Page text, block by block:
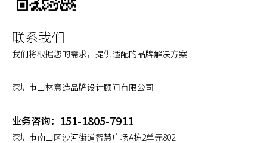
联系我们
我们将根据您的需求，提供适配的品牌解决方案
深圳市山林意造品牌设计顾问有限公司
业务咨询： 151-1805-7911
深圳市南山区沙河街道智慧广场A栋2单元802